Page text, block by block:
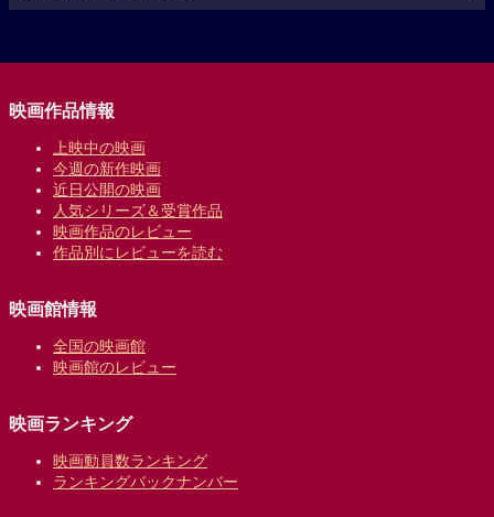
映画作品情報
上映中の映画
今週の新作映画
近日公開の映画
人気シリーズ＆受賞作品
映画作品のレビュー
作品別にレビューを読む
映画館情報
全国の映画館
映画館のレビュー
映画ランキング
映画動員数ランキング
ランキングバックナンバー